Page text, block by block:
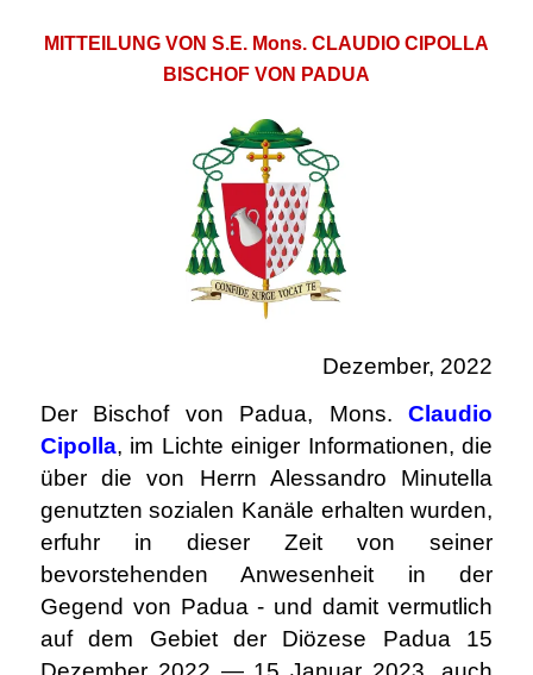
MITTEILUNG VON S.E. Mons. CLAUDIO CIPOLLA
BISCHOF VON PADUA
Dezember, 2022
Der Bischof von Padua, Mons.Claudio
Cipolla, im Lichte einiger Informationen, die
über die von Herrn Alessandro Minutella
genutzten sozialen Kanäle erhalten wurden,
erfuhr in dieser Zeit von seiner
bevorstehenden Anwesenheit in der
Gegend von Padua - und damit vermutlich
auf dem Gebiet der Diözese Padua 15